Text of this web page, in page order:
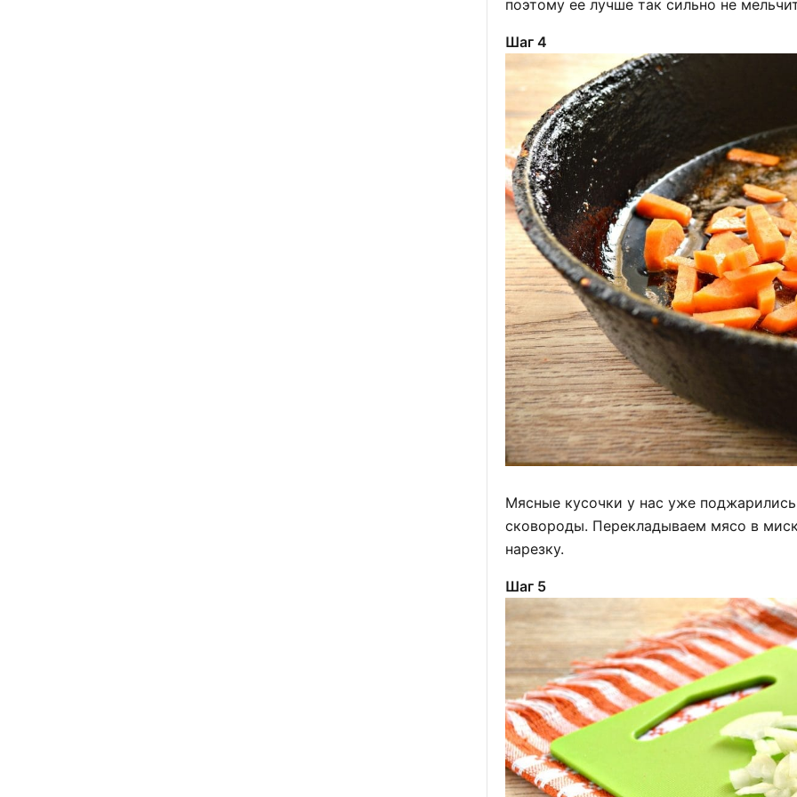
поэтому ее лучше так сильно не
Шаг 4
Мясные кусочки у нас уже
сковороды. Перекладываем мясо в
нарезку.
Шаг 5